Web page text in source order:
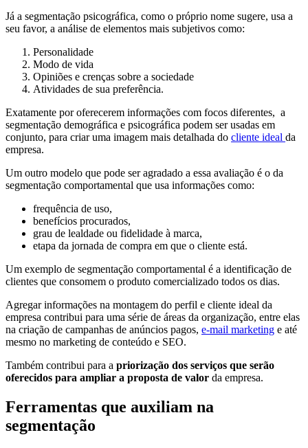
Já a segmentação psicográfica, como o próprio nome sugere, usa a
seu favor, a análise de elementos mais subjetivos como:
Personalidade
Modo de vida
Opiniões e crenças sobre a sociedade
Atividades de sua preferência.
Exatamente por oferecerem informações com focos diferentes, a
segmentação demográfica e psicográfica podem ser usadas em
conjunto, para criar uma imagem mais detalhada do cliente ideal da
empresa.
Um outro modelo que pode ser agradado a essa avaliação é o da
segmentação comportamental que usa informações como:
frequência de uso,
benefícios procurados,
grau de lealdade ou fidelidade à marca,
etapa da jornada de compra em que o cliente está.
Um exemplo de segmentação comportamental é a identificação de
clientes que consomem o produto comercializado todos os dias.
Agregar informações na montagem do perfil e cliente ideal da
empresa contribui para uma série de áreas da organização, entre elas
na criação de campanhas de anúncios pagos, e-mail marketing e até
mesmo no marketing de conteúdo e SEO.
Também contribui para a priorização dos serviços que serão
oferecidos para ampliar a proposta de valor da empresa.
Ferramentas que auxiliam na
segmentação